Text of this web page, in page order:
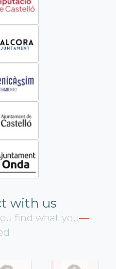
with us
find what you